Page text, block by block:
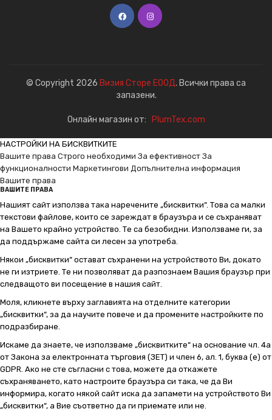
© Copyright 2026 Визия Сторе ЕООД. Всички права са
запазени.
Онлайн магазин от: PlumTex.com
НАСТРОЙКИ НА БИСКВИТКИТЕ
Вашите права Строго необходими За ефективност За
функционалности Маркетингови Допълнителна информация
Вашите права
ВАШИТЕ ПРАВА
Нашият сайт използва така наречените „бисквитки“. Това са малки
текстови файлове, които се зареждат в браузъра и се съхраняват
на Вашето крайно устройство. Те са безобидни. Използваме ги, за
да поддържаме сайта си лесен за употреба.
Някои „бисквитки“ остават съхранени на устройството Ви, докато
не ги изтриете. Те ни позволяват да разпознаем Вашия браузър при
следващото ви посещение в нашия сайт.
Моля, кликнете върху заглавията на отделните категории
„бисквитки“, за да научите повече и да промените настройките по
подразбиране.
Искаме да знаете, че използваме „бисквитките“ на основание чл. 4а
от Закона за електронната търговия (ЗЕТ) и член 6, ал. 1, буква (е) от
GDPR. Ако не сте съгласни с това, можете да откажете
съхраняването, като настроите браузъра си така, че да Ви
информира, когато някой сайт иска да запамети на устройството Ви
„бисквитки“, а Вие съответно да ги приемате или не.